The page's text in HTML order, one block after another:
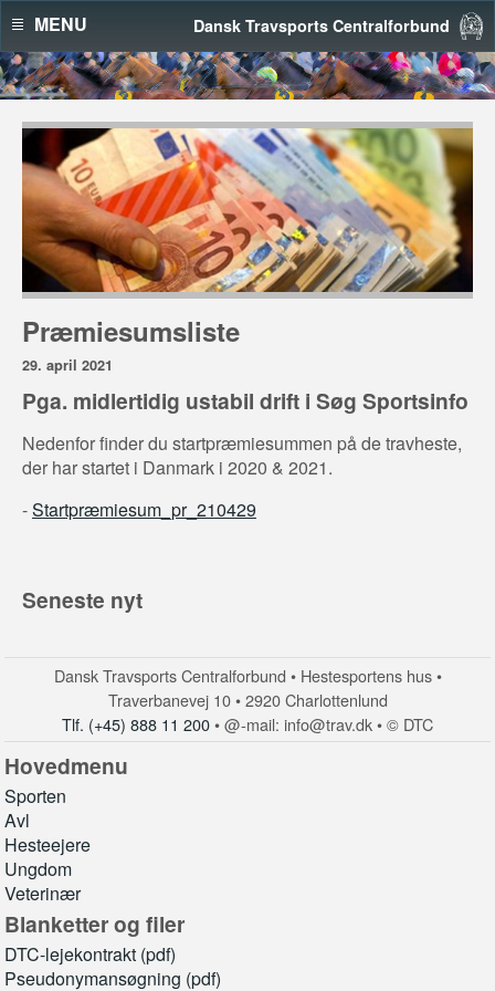
Dansk Travsports Centralforbund
MENU
Præmiesumsliste
29. april 2021
Pga. midlertidig ustabil drift i Søg Sportsinfo
Nedenfor finder du startpræmiesummen på de travheste,
der har startet i Danmark i 2020 & 2021.
-Startpræmiesum_pr_210429
Seneste nyt
Dansk Travsports Centralforbund • Hestesportens hus •
Traverbanevej 10 • 2920 Charlottenlund
Tlf. (+45) 888 11 200• @-mail: info@trav.dk • © DTC
Hovedmenu
Sporten
Avl
Hesteejere
Ungdom
Veterinær
Blanketter og filer
DTC-lejekontrakt (pdf)
Pseudonymansøgning (pdf)